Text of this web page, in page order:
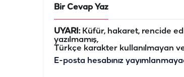
Bir Cevap Yaz
UYARI:Küfür, hakaret, rencide
yazılmamış,
Türkçe karakter kullanılmayan
E-posta hesabınız